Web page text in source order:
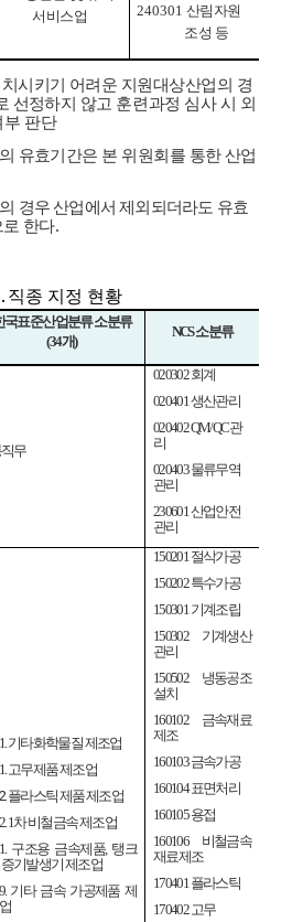
서비스업
240301 산림자원
조성 등
시키기 어려운 지원대상산업의 경
선정하지 않고 훈련과정 심사 시 외
부 판단
유효기간은 본 위원회를 통한 산업
경우 산업에서 제외되더라도 유효
로 한다.
․ 직종 지정 현황
국표준산업분류 소분류
(34개)
NCS소분류
무
020302회계
020401 생산관리
020402 QM/QC관
리
020403물류무역
관리
230601 산업안전
관리
기타화학물질 제조업
고무제품 제조업
플라스틱 제품 제조업
1차 비철금속 제조업
구조용 금속제품, 탱크
증기발생기 제조업
기타 금속 가공제품 제
150201 절삭가공
150202특수가공
150301 기계조립
150302 기계생산
관리
150502 냉동공조
설치
160102 금속재료
제조
160103금속가공
160104표면처리
160105용접
160106 비철금속
재료제조
170401 플라스틱
170402 고무